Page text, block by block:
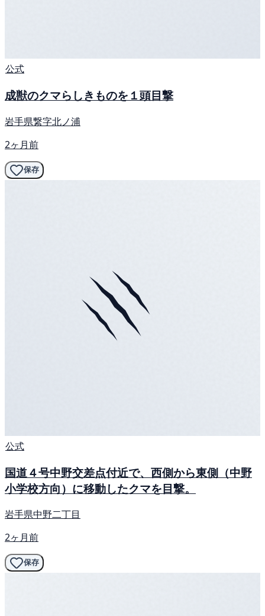
公式
成獣のクマらしきものを１頭目撃
岩手県繋字北ノ浦
2ヶ月前
保存
公式
国道４号中野交差点付近で、西側から東側（中野
小学校方向）に移動したクマを目撃。
岩手県中野二丁目
2ヶ月前
保存